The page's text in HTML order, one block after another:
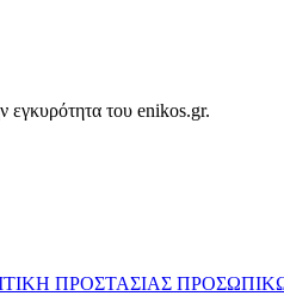
εγκυρότητα του enikos.gr.
ΠΡΟΣΤΑΣΙΑΣ